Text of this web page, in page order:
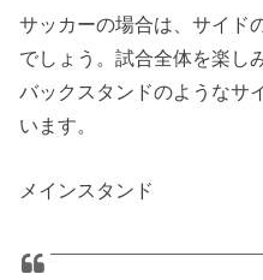
サッカーの場合は、サイド
でしょう。試合全体を楽し
バックスタンドのようなサ
います。
メインスタンド